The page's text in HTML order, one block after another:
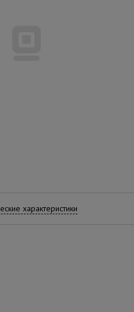
характеристики